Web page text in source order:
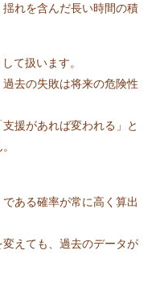
れを含んだ長い時間の積
て扱います。
去の失敗は将来の危険性
援があれば変われる」と
ある確率が常に高く算出
えても、過去のデータが